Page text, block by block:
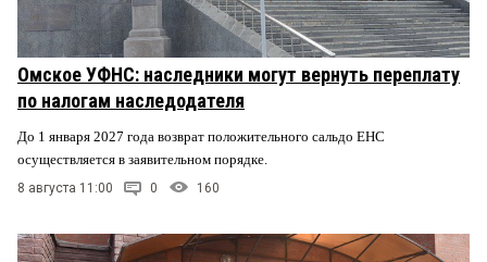
Омское УФНС: наследники могут вернуть переплату
по налогам наследодателя
До 1 января 2027 года возврат положительного сальдо ЕНС
осуществляется в заявительном порядке.
8 августа 11:00 0 160